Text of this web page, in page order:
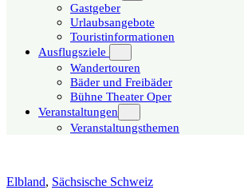
Gastgeber
Urlaubsangebote
Touristinformationen
Ausflugsziele
Wandertouren
Bäder und Freibäder
Bühne Theater Oper
Veranstaltungen
Veranstaltungsthemen
Elbland, Sächsische Schweiz